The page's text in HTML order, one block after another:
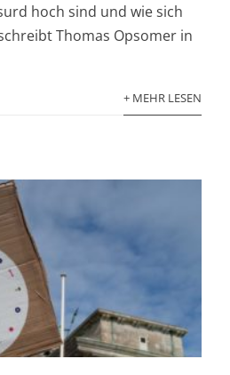
hoch sind und wie sich
Thomas Opsomer in
+ MEHR LESEN